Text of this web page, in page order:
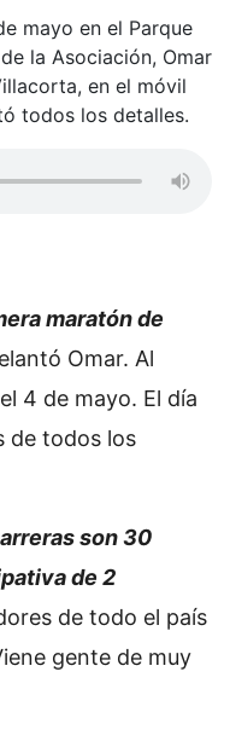
mayo en el Parque
la Asociación, Omar
en el móvil
todos los detalles.
maratón de
Omar. Al
4 de mayo. El día
de todos los
son 30
de 2
de todo el país
gente de muy